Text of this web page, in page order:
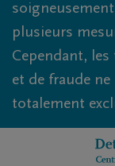
plusieurs
Cependant,
et de fraude
totalement